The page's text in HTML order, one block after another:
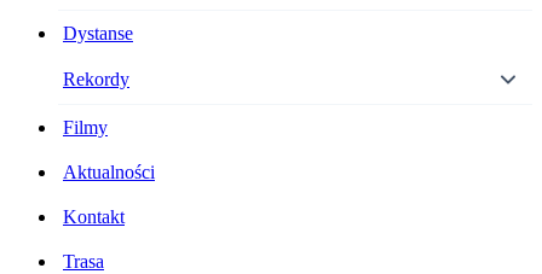
Dystanse
Rekordy
Filmy
Aktualności
Kontakt
Trasa